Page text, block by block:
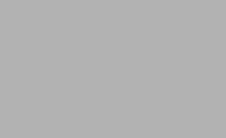
σας, οι οποίες είναι μη εξατομικευμένες και σπάνια